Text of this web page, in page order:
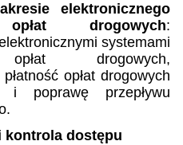
elektronicznego
drogowych:
systemami
drogowych,
opłat drogowych
i poprawę przepływu
kontrola dostępu